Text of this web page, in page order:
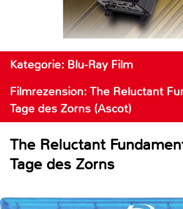
Kategorie: Blu-Ray Film
Filmrezension: The Reluctant
Tage des Zorns (Ascot)
The Reluctant
Tage des Zorns